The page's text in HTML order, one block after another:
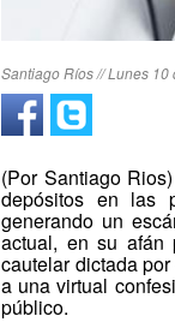
Santiago Ríos // Lunes
(Por Santiago
depósitos en las
generando un
actual, en su afán
cautelar dictada
a una virtual
público.